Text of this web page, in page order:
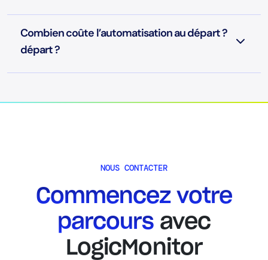
Combien coûte l’automatisation au départ ?
départ ?
NOUS CONTACTER
Commencez votre
parcoursavec
LogicMonitor